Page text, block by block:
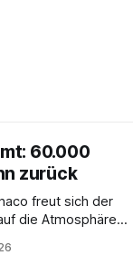
60.000
zurück
freut sich der
die Atmosphäre in